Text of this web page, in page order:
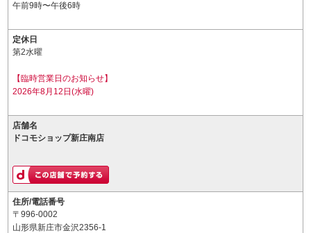
午前9時〜午後6時
定休日
第2水曜
【臨時営業日のお知らせ】
2026年8月12日(水曜)
店舗名
ドコモショップ新庄南店
住所/電話番号
〒996-0002
山形県新庄市金沢2356-1